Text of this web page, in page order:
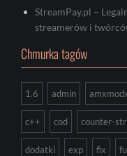
StreamPay.pl –
streamerów i
Chmurka tagów
1.6 admin
c++ cod counter-
dodatki exp fix